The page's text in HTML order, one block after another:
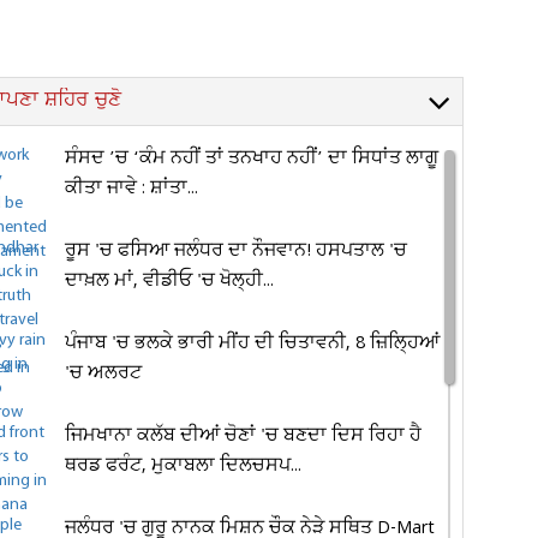
ਸ਼ਹਿਰ ਚੁਣੋ
ਸੰਸਦ ’ਚ ‘ਕੰਮ ਨਹੀਂ ਤਾਂ ਤਨਖਾਹ ਨਹੀਂ’ ਦਾ ਸਿਧਾਂਤ ਲਾਗੂ
ਕੀਤਾ ਜਾਵੇ : ਸ਼ਾਂਤਾ...
ਰੂਸ 'ਚ ਫਸਿਆ ਜਲੰਧਰ ਦਾ ਨੌਜਵਾਨ! ਹਸਪਤਾਲ 'ਚ
ਦਾਖ਼ਲ ਮਾਂ, ਵੀਡੀਓ 'ਚ ਖੋਲ੍ਹੀ...
ਪੰਜਾਬ 'ਚ ਭਲਕੇ ਭਾਰੀ ਮੀਂਹ ਦੀ ਚਿਤਾਵਨੀ, 8 ਜ਼ਿਲ੍ਹਿਆਂ
'ਚ ਅਲਰਟ
ਜਿਮਖਾਨਾ ਕਲੱਬ ਦੀਆਂ ਚੋਣਾਂ 'ਚ ਬਣਦਾ ਦਿਸ ਰਿਹਾ ਹੈ
ਥਰਡ ਫਰੰਟ, ਮੁਕਾਬਲਾ ਦਿਲਚਸਪ...
ਜਲੰਧਰ 'ਚ ਗੁਰੂ ਨਾਨਕ ਮਿਸ਼ਨ ਚੌਕ ਨੇੜੇ ਸਥਿਤ D-Mart